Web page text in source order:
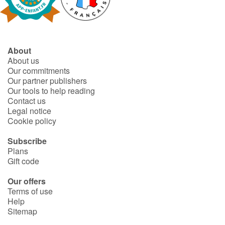
Fable, myth, literature and poetry
Ogres, monsters and witches
Heroines and Heroes
Ecology, nature, seasons
The animals
Travel, epic, investigation, adventure
Around the world
Learning
About
About us
Our commitments
Our partner publishers
Our tools to help reading
Contact us
Legal notice
Cookie policy
Subscribe
Plans
Gift code
Our offers
Terms of use
Help
Sitemap